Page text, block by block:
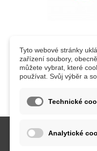
KATEGORIE
Tyto webové stránky
zařízení soubory,
můžete vybrat, které
používat. Svůj výběr a
Technické
Analytické